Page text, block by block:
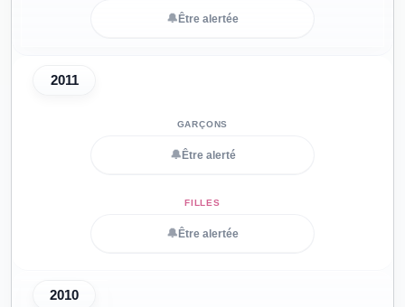
🔔 Être alertée
2011
🔔 Être alerté
🔔 Être alertée
2010